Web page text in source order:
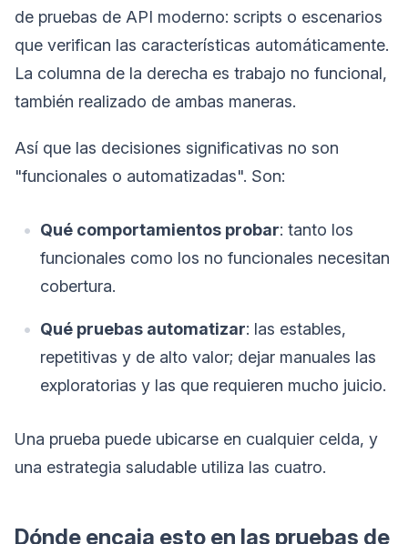
de pruebas de API moderno: scripts o escenarios
que verifican las características automáticamente.
La columna de la derecha es trabajo no funcional,
también realizado de ambas maneras.
Así que las decisiones significativas no son
"funcionales o automatizadas". Son:
Qué comportamientos probar: tanto los
funcionales como los no funcionales necesitan
cobertura.
Qué pruebas automatizar: las estables,
repetitivas y de alto valor; dejar manuales las
exploratorias y las que requieren mucho juicio.
Una prueba puede ubicarse en cualquier celda, y
una estrategia saludable utiliza las cuatro.
Dónde encaja esto en las pruebas de